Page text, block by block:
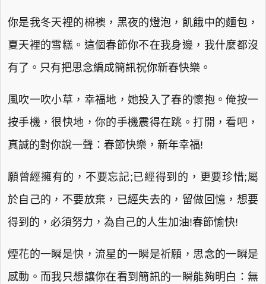
你是我冬天裡的棉襖，黑夜的燈泡，飢餓中的麵包，
夏天裡的雪糕。這個春節你不在我身邊，我什麼都沒
有了。只有把思念編成簡訊祝你新春快樂。
風吹一吹小草，幸福地，她投入了春的懷抱。俺按一
按手機，很快地，你的手機震得在跳。打開，看吧，
真誠的對你說一聲：春節快樂，新年幸福!
願曾經擁有的，不要忘記;已經得到的，更要珍惜;屬
於自己的，不要放棄，已經失去的，留做回憶，想要
得到的，必須努力，為自己的人生加油!春節愉快!
煙花的一瞬是快，流星的一瞬是祈願，思念的一瞬是
感動。而我只想讓你在看到簡訊的一瞬能夠明白：無